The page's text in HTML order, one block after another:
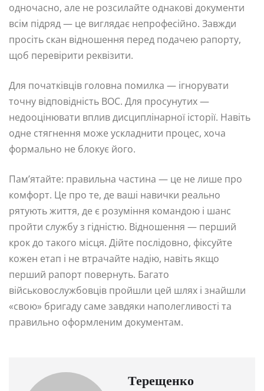
одночасно, але не розсилайте однакові документи
всім підряд — це виглядає непрофесійно. Завжди
просіть скан відношення перед подачею рапорту,
щоб перевірити реквізити.
Для початківців головна помилка — ігнорувати
точну відповідність ВОС. Для просунутих —
недооцінювати вплив дисциплінарної історії. Навіть
одне стягнення може ускладнити процес, хоча
формально не блокує його.
Пам’ятайте: правильна частина — це не лише про
комфорт. Це про те, де ваші навички реально
рятують життя, де є розуміння командою і шанс
пройти службу з гідністю. Відношення — перший
крок до такого місця. Дійте послідовно, фіксуйте
кожен етап і не втрачайте надію, навіть якщо
перший рапорт повернуть. Багато
військовослужбовців пройшли цей шлях і знайшли
«свою» бригаду саме завдяки наполегливості та
правильно оформленим документам.
Терещенко